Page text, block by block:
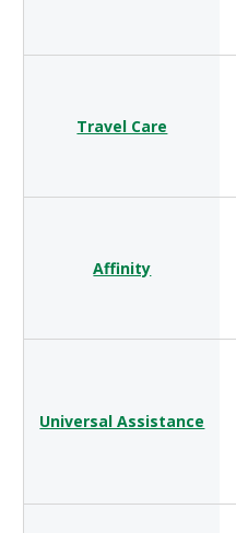
Travel Care
Affinity
Universal Assistance